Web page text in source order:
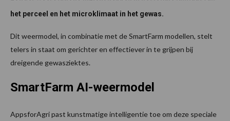
het perceel en het microklimaat in het gewas.
Dit weermodel, in combinatie met de SmartFarm modellen, stelt
telers in staat om gerichter en effectiever in te grijpen bij
dreigende gewasziektes.
SmartFarm AI-weermodel
AppsforAgri past kunstmatige intelligentie toe om deze speciale